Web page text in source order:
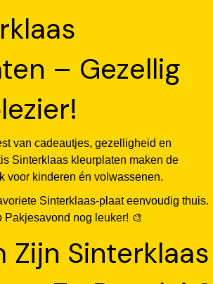
– Gezellig
van cadeautjes, gezelligheid en
Sinterklaas kleurplaten maken de
voor kinderen én volwassenen.
Sinterklaas-plaat eenvoudig thuis.
Pakjesavond nog leuker! 🎨
Zijn Sinterklaas